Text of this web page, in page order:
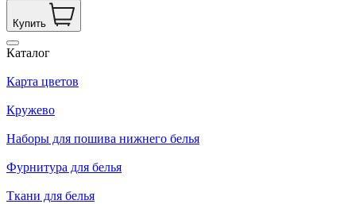
Купить
Каталог
Карта цветов
Кружево
Наборы для пошива нижнего белья
Фурнитура для белья
Ткани для белья